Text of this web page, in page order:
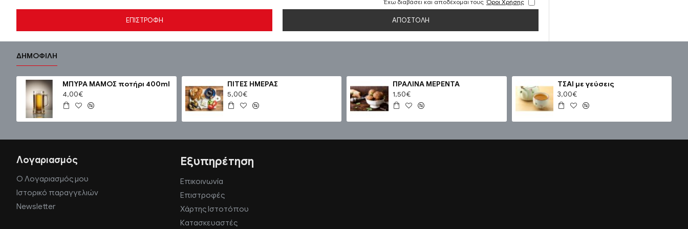
ΕΠΙΣΤΡΟΦΉ
Έχω διαβάσει και αποδέχομαι τους Όροι Χρήσης
ΑΠΟΣΤΟΛΉ
ΔΗΜΟΦΙΛΉ
ΜΠΥΡΑ ΜΑΜΟΣ ποτήρι 400ml
4,00€
ΠΙΤΕΣ ΗΜΕΡΑΣ
5,00€
ΠΡΑΛΙΝΑ ΜΕΡΕΝΤΑ
1,50€
ΤΣΑΙ με γεύσεις
3,00€
Λογαριασμός
Ο Λογαριασμός μου
Ιστορικό παραγγελιών
Newsletter
Εξυπηρέτηση
Επικοινωνία
Επιστροφές
Χάρτης Ιστοτόπου
Κατασκευαστές